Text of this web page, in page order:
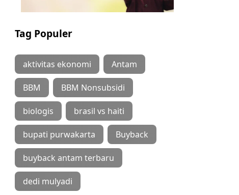
Tag Populer
aktivitas ekonomi Antam
BBM BBM Nonsubsidi
biologis brasil vs haiti
bupati purwakarta Buyback
buyback antam terbaru
dedi mulyadi